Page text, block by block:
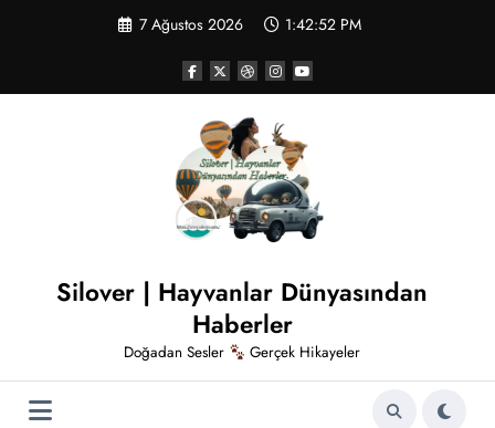
7 Ağustos 2026 1:42:53 PM
Silover | Hayvanlar Dünyasından
Haberler
Doğadan Sesler Gerçek Hikayeler